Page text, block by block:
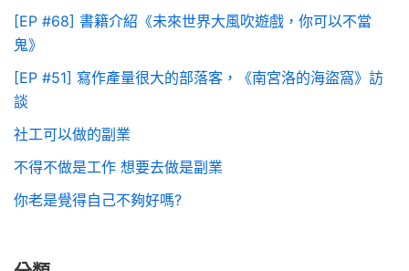
[EP #68] 書籍介紹《未來世界大風吹遊戲，你可以不當
鬼》
[EP #51] 寫作產量很大的部落客，《南宮洛的海盜窩》訪
談
社工可以做的副業
不得不做是工作 想要去做是副業
你老是覺得自己不夠好嗎?